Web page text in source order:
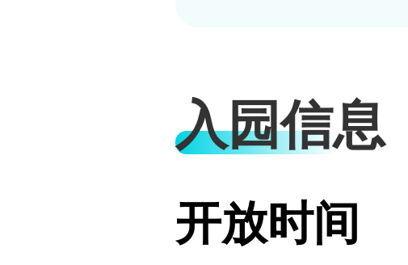
入园信息
开放时间